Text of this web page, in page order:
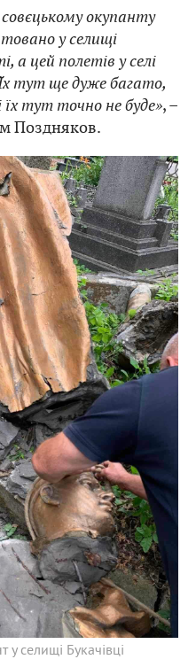
окупанту
у селищі
а цей полетів у селі
тут ще дуже багато,
їх тут точно не буде», –
Поздняков.
селищі Букачівці